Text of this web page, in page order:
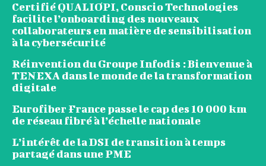
Certifié QUALIOPI, Conscio Technologies
facilite l’onboarding des nouveaux
collaborateurs en matière de sensibilisation
à la cybersécurité
Réinvention du Groupe Infodis : Bienvenue à
TENEXA dans le monde de la transformation
digitale
Eurofiber France passe le cap des 10 000 km
de réseau fibré à l’échelle nationale
L’intérêt de la DSI de transition à temps
partagé dans une PME